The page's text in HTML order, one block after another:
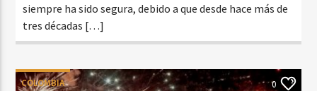
siempre ha sido segura, debido a que desde hace más de
tres décadas […]
COLOMBIA 0